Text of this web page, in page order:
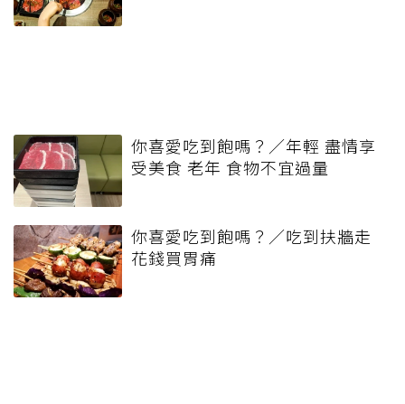
你喜愛吃到飽嗎？／年輕 盡情享
受美食 老年 食物不宜過量
你喜愛吃到飽嗎？／吃到扶牆走
花錢買胃痛